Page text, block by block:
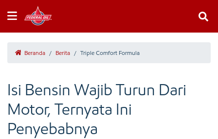
Beranda / Berita / Triple Comfort Formula
Isi Bensin Wajib Turun Dari
Motor, Ternyata Ini
Penyebabnya